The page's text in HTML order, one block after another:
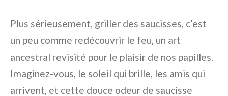
Plus sérieusement, griller des saucisses, c’est
un peu comme redécouvrir le feu, un art
ancestral revisité pour le plaisir de nos papilles.
Imaginez-vous, le soleil qui brille, les amis qui
arrivent, et cette douce odeur de saucisse